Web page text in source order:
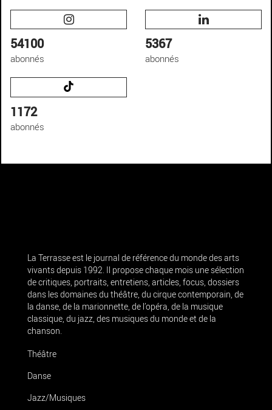
54100
abonnés
5367
abonnés
1172
abonnés
La Terrasse est le journal de référence du monde des arts
vivants depuis 1992. Il propose chaque mois une sélection
de critiques, portraits, entretiens, articles, focus, dossiers
dans les domaines du théâtre, du cirque contemporain, de
la danse, de la marionnette, de l’opéra, de la musique
classique, du jazz, des musiques du monde et de la
chanson.
Théâtre
Danse
Jazz/Musiques